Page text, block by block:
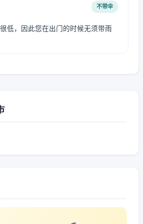
不带伞
低，因此您在出门的时候无须带雨